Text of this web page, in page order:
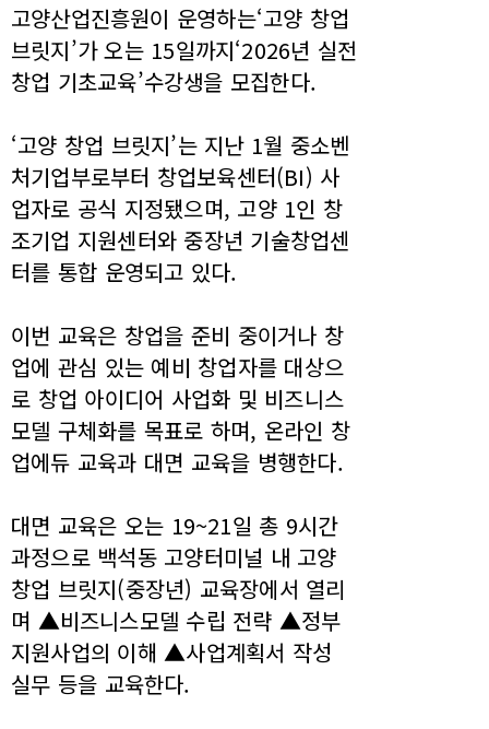
고양산업진흥원이 운영하는‘고양 창업
브릿지’가 오는 15일까지‘2026년 실전
창업 기초교육’수강생을 모집한다.
‘고양 창업 브릿지’는 지난 1월 중소벤
처기업부로부터 창업보육센터(BI) 사
업자로 공식 지정됐으며, 고양 1인 창
조기업 지원센터와 중장년 기술창업센
터를 통합 운영되고 있다.
이번 교육은 창업을 준비 중이거나 창
업에 관심 있는 예비 창업자를 대상으
로 창업 아이디어 사업화 및 비즈니스
모델 구체화를 목표로 하며, 온라인 창
업에듀 교육과 대면 교육을 병행한다.
대면 교육은 오는 19~21일 총 9시간
과정으로 백석동 고양터미널 내 고양
창업 브릿지(중장년) 교육장에서 열리
며 ▲비즈니스모델 수립 전략 ▲정부
지원사업의 이해 ▲사업계획서 작성
실무 등을 교육한다.